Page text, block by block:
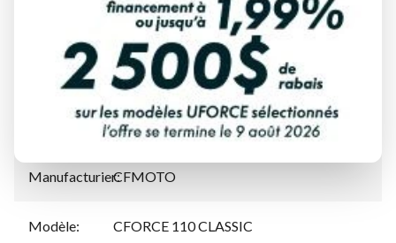
DEMANDE DE FINANCEMENT
ÉVALUATION DE VOTRE ÉCHANGE
Spécifications
Manufacturier:
CFMOTO
Modèle: CFORCE 110 CLASSIC